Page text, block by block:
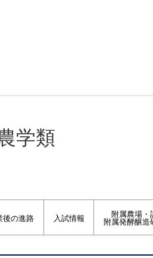
お米をいただきました。
学類
後の進路 入試情報 附属農場・
附属発酵醸造